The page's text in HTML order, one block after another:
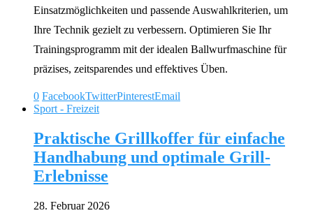
Einsatzmöglichkeiten und passende Auswahlkriterien, um
Ihre Technik gezielt zu verbessern. Optimieren Sie Ihr
Trainingsprogramm mit der idealen Ballwurfmaschine für
präzises, zeitsparendes und effektives Üben.
0 FacebookTwitterPinterestEmail
Sport - Freizeit
Praktische Grillkoffer für einfache
Handhabung und optimale Grill-
Erlebnisse
28. Februar 2026